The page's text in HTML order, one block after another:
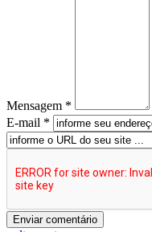
Mensagem *
E-mail *